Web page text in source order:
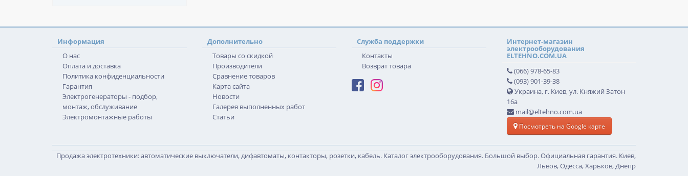
Информация
О нас
Оплата и доставка
Политика конфиденциальности
Гарантия
Электрогенераторы - подбор,
монтаж, обслуживание
Электромонтажные работы
Дополнительно
Товары со скидкой
Производители
Сравнение товаров
Карта сайта
Новости
Галерея выполненных работ
Статьи
Служба поддержки
Контакты
Возврат товара
Интернет-магазин
электрооборудования
ELTEHNO.COM.UA
(066) 978-65-83
(093) 901-39-38
Украина, г. Киев, ул. Княжий Затон
16а
mail@eltehno.com.ua
Посмотреть на Google карте
Продажа электротехники: автоматические выключатели, дифавтоматы, контакторы, розетки, кабель. Каталог электрооборудования. Большой выбор. Официальная гарантия. Киев,
Львов, Одесса, Харьков, Днепр